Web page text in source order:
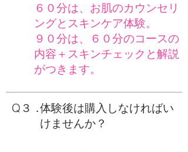
６０分は、お肌のカウンセリ
ングとスキンケア体験。
９０分は、６０分のコースの
内容＋スキンチェックと解説
がつきます。
体験後は購入しなければい
けませんか？
Q３．